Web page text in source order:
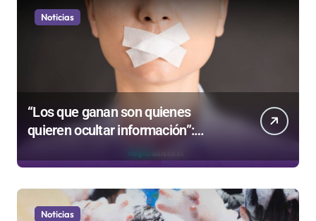
Noticias
“Los que ganan son quienes
quieren ocultar información”:
Colegio de Periodistas cuestiona la
“Ley Mordaza 2.0”
Noticias